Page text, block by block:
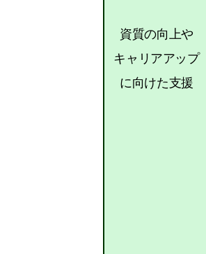
資質の向上や
キャリアアップ
に向けた支援